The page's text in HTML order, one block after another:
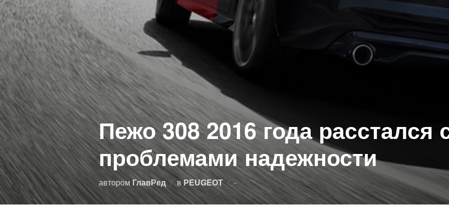
Пежо 308 2016 года расстался
проблемами надежности
авторомГлавРед вPEUGEOT -Опубликовано